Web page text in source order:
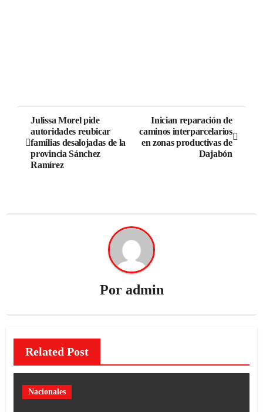
Julissa Morel pide
autoridades reubicar
familias desalojadas de la
provincia Sánchez
Ramírez
Inician reparación de
caminos interparcelarios
en zonas productivas de
Dajabón
Por admin
Related Post
Nacionales